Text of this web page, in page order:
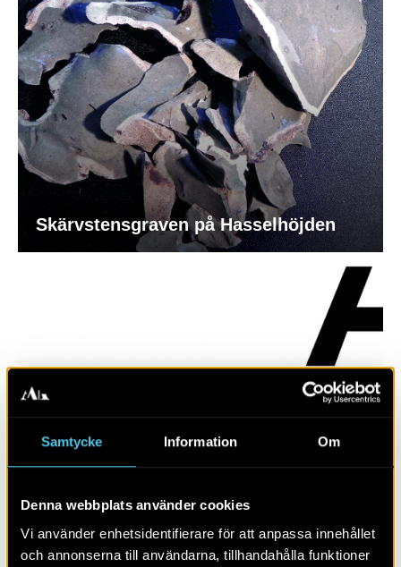
Samtycke Information Om
Denna webbplats använder cookies
Vi använder enhetsidentifierare för att anpassa innehållet
och annonserna till användarna, tillhandahålla funktioner
Skärvstensgraven på Hasselhöjden
Fröland